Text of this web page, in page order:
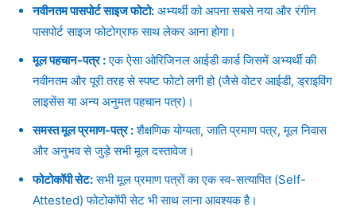
नवीनतम पासपोर्ट साइज फोटो: अभ्यर्थी को अपना सबसे नया और रंगीन
पासपोर्ट साइज फोटोग्राफ साथ लेकर आना होगा।
मूल पहचान-पत्र :एक ऐसा ओरिजिनल आईडी कार्ड जिसमें अभ्यर्थी की
नवीनतम और पूरी तरह से स्पष्ट फोटो लगी हो (जैसे वोटर आईडी, ड्राइविंग
लाइसेंस या अन्य अनुमत पहचान पत्र)।
समस्त मूल प्रमाण-पत्र :शैक्षणिक योग्यता, जाति प्रमाण पत्र, मूल निवास
और अनुभव से जुड़े सभी मूल दस्तावेज।
फोटोकॉपी सेट:सभी मूल प्रमाण पत्रों का एक स्व-सत्यापित (Self-
Attested) फोटोकॉपी सेट भी साथ लाना आवश्यक है।